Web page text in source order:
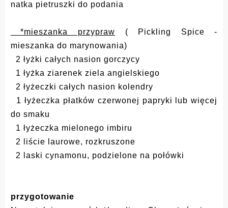
natka pietruszki do podania
*mieszanka przypraw ( Pickling Spice -
mieszanka do marynowania)
2 łyżki całych nasion gorczycy
1 łyżka ziarenek ziela angielskiego
2 łyżeczki całych nasion kolendry
1 łyżeczka płatków czerwonej papryki lub więcej
do smaku
1 łyżeczka mielonego imbiru
2 liście laurowe, rozkruszone
2 laski cynamonu, podzielone na połówki
przygotowanie